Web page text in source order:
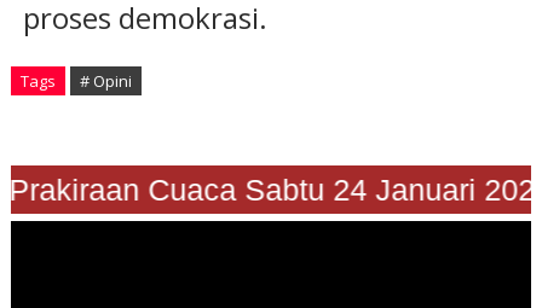
proses demokrasi.
Tags # Opini
"Prakiraan Cuaca Sabtu 24 Januari